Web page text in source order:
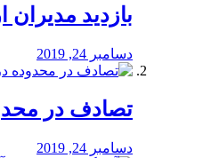
بازدید
دسامبر 24, 2019
تصادف در
دسامبر 24, 2019